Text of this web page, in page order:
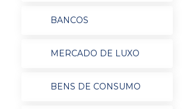
BANCOS
MERCADO DE LUXO
BENS DE CONSUMO